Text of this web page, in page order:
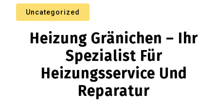
Uncategorized
Heizung Gränichen – Ihr
Spezialist Für
Heizungsservice Und
Reparatur